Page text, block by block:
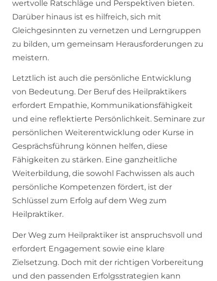
wertvolle Ratschläge und Perspektiven bieten.
Darüber hinaus ist es hilfreich, sich mit
Gleichgesinnten zu vernetzen und Lerngruppen
zu bilden, um gemeinsam Herausforderungen zu
meistern.
Letztlich ist auch die persönliche Entwicklung
von Bedeutung. Der Beruf des Heilpraktikers
erfordert Empathie, Kommunikationsfähigkeit
und eine reflektierte Persönlichkeit. Seminare zur
persönlichen Weiterentwicklung oder Kurse in
Gesprächsführung können helfen, diese
Fähigkeiten zu stärken. Eine ganzheitliche
Weiterbildung, die sowohl Fachwissen als auch
persönliche Kompetenzen fördert, ist der
Schlüssel zum Erfolg auf dem Weg zum
Heilpraktiker.
Der Weg zum Heilpraktiker ist anspruchsvoll und
erfordert Engagement sowie eine klare
Zielsetzung. Doch mit der richtigen Vorbereitung
und den passenden Erfolgsstrategien kann